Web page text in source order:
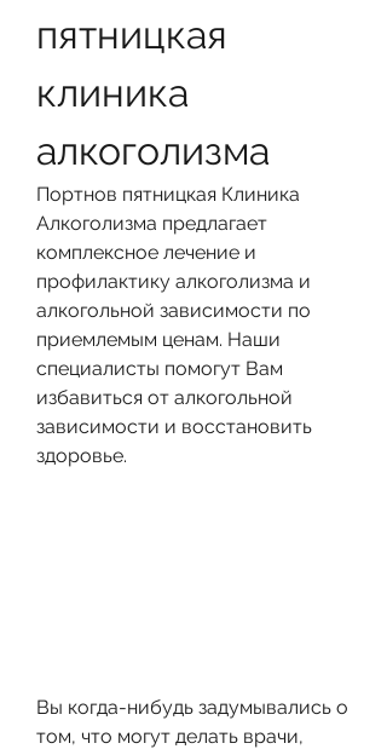
пятницкая
клиника
алкоголизма
Портнов пятницкая Клиника
Алкоголизма предлагает
комплексное лечение и
профилактику алкоголизма и
алкогольной зависимости по
приемлемым ценам. Наши
специалисты помогут Вам
избавиться от алкогольной
зависимости и восстановить
здоровье.
Вы когда-нибудь задумывались о
том, что могут делать врачи,